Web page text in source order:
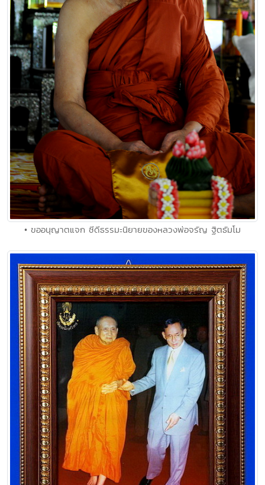
• ขออนุญาตแจก ซีดีธรรมะนิยายของหลวงพ่อจรัญ ฐิตธัมโม